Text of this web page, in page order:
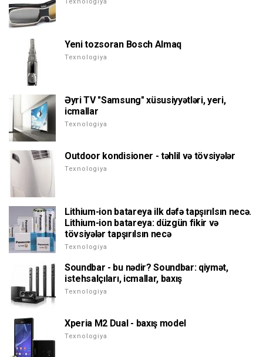
Yeni tozsoran Bosch Almaq
Texnologiya
Əyri TV "Samsung" xüsusiyyətləri, yeri,
icmallar
Texnologiya
Outdoor kondisioner - təhlil və tövsiyələr
Texnologiya
Lithium-ion batareya ilk dəfə tapşırılsın necə.
Lithium-ion batareya: düzgün fikir və
tövsiyələr tapşırılsın necə
Texnologiya
Soundbar - bu nədir? Soundbar: qiymət,
istehsalçıları, icmallar, baxış
Texnologiya
Xperia M2 Dual - baxış model
Texnologiya